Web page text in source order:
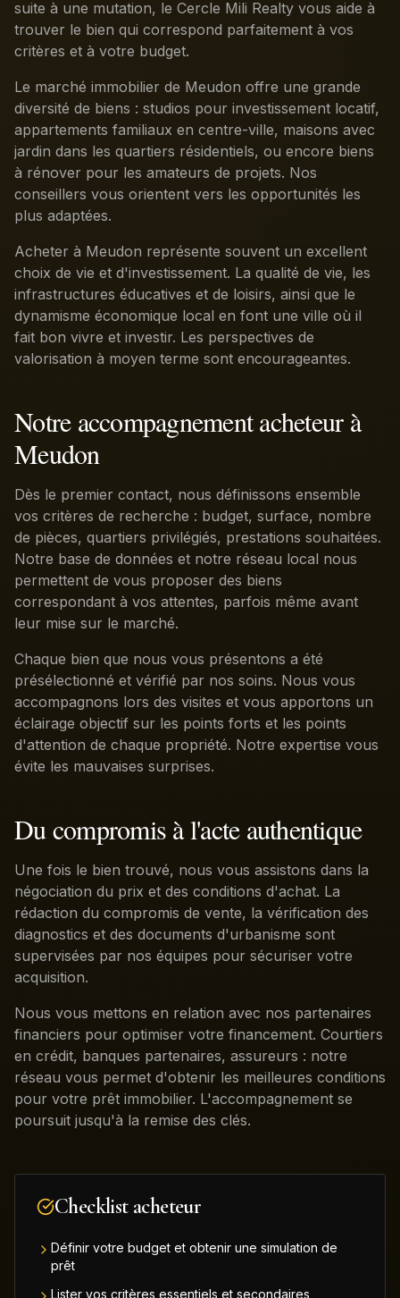
suite à une mutation, le Cercle Mili Realty vous aide à
trouver le bien qui correspond parfaitement à vos
critères et à votre budget.
Le marché immobilier de Meudon offre une grande
diversité de biens : studios pour investissement locatif,
appartements familiaux en centre-ville, maisons avec
jardin dans les quartiers résidentiels, ou encore biens
à rénover pour les amateurs de projets. Nos
conseillers vous orientent vers les opportunités les
plus adaptées.
Acheter à Meudon représente souvent un excellent
choix de vie et d'investissement. La qualité de vie, les
infrastructures éducatives et de loisirs, ainsi que le
dynamisme économique local en font une ville où il
fait bon vivre et investir. Les perspectives de
valorisation à moyen terme sont encourageantes.
Notre accompagnement acheteur à
Meudon
Dès le premier contact, nous définissons ensemble
vos critères de recherche : budget, surface, nombre
de pièces, quartiers privilégiés, prestations souhaitées.
Notre base de données et notre réseau local nous
permettent de vous proposer des biens
correspondant à vos attentes, parfois même avant
leur mise sur le marché.
Chaque bien que nous vous présentons a été
présélectionné et vérifié par nos soins. Nous vous
accompagnons lors des visites et vous apportons un
éclairage objectif sur les points forts et les points
d'attention de chaque propriété. Notre expertise vous
évite les mauvaises surprises.
Du compromis à l'acte authentique
Une fois le bien trouvé, nous vous assistons dans la
négociation du prix et des conditions d'achat. La
rédaction du compromis de vente, la vérification des
diagnostics et des documents d'urbanisme sont
supervisées par nos équipes pour sécuriser votre
acquisition.
Nous vous mettons en relation avec nos partenaires
financiers pour optimiser votre financement. Courtiers
en crédit, banques partenaires, assureurs : notre
réseau vous permet d'obtenir les meilleures conditions
pour votre prêt immobilier. L'accompagnement se
poursuit jusqu'à la remise des clés.
Checklist acheteur
Définir votre budget et obtenir une simulation de
prêt
Lister vos critères essentiels et secondaires